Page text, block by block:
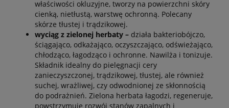
właściwości okluzyjne, tworzy na powierzchni skóry
cienką, nietłustą, warstwę ochronną. Polecany
skórze tłustej i trądzikowej.
wyciąg z zielonej herbaty – działa bakteriobójczo,
ściągająco, odkażająco, oczyszczająco, odświeżająco,
chłodząco, łagodząco i ochronne. Nawilża i tonizuje.
Składnik idealny do pielęgnacji cery
zanieczyszczonej, trądzikowej, tłustej, ale również
suchej, wrażliwej, czy odwodnionej ze skłonnością
do podrażnień. Zielona herbata łagodzi, regeneruje,
powstrzymuje rozwój stanów zapalnych i